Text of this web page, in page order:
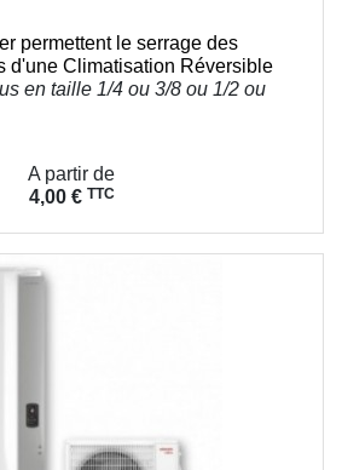
permettent le serrage des
d'une Climatisation Réversible
en taille 1/4 ou 3/8 ou 1/2 ou
A partir de
4,00 € TTC